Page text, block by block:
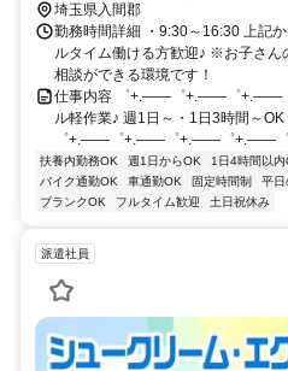
埼玉県入間郡
勤務時間詳細 ・9:30～16:30 上記
ルタイム働ける方歓迎♪ ※お子さん
相談ができる環境です！
仕事内容 ゜+.――゜+.――゜+.――
ル軽作業♪ 週1日～・1日3時間～
゜+.――゜+.――゜+.――゜+.――゜
扶養内勤務OK 週1日からOK 1日4時間以内
バイク通勤OK
車通勤OK 固定時間制 平日
ブランクOK
フルタイム歓迎 土日祝休み
派遣社員